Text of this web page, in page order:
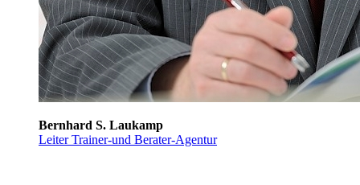
Bernhard S. Laukamp
Leiter Trainer-und Berater-Agentur